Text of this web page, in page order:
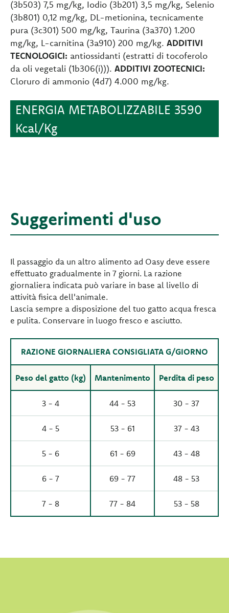
(3b503) 7,5 mg/kg, Iodio (3b201) 3,5 mg/kg, Selenio
(3b801) 0,12 mg/kg, DL-metionina, tecnicamente
pura (3c301) 500 mg/kg, Taurina (3a370) 1.200
mg/kg, L-carnitina (3a910) 200 mg/kg. ADDITIVI
TECNOLOGICI: antiossidanti (estratti di tocoferolo
da oli vegetali (1b306(i))). ADDITIVI ZOOTECNICI:
Cloruro di ammonio (4d7) 4.000 mg/kg.
ENERGIA METABOLIZZABILE 3590
Kcal/Kg
Suggerimenti d'uso
Il passaggio da un altro alimento ad Oasy deve essere
effettuato gradualmente in 7 giorni. La razione
giornaliera indicata può variare in base al livello di
attività fisica dell'animale.
Lascia sempre a disposizione del tuo gatto acqua fresca
e pulita. Conservare in luogo fresco e asciutto.
RAZIONE GIORNALIERA CONSIGLIATA G/GIORNO
Peso del gatto (kg) Mantenimento Perdita di peso
3 - 4 44 - 53 30 - 37
4 - 5 53 - 61 37 - 43
5 - 6 61 - 69 43 - 48
6 - 7 69 - 77 48 - 53
7 - 8 77 - 84 53 - 58